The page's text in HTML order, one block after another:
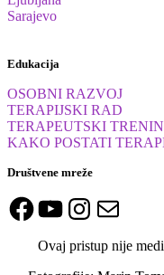
Sarajevo
Edukacija
OSOBNI RAZVOJ
TERAPIJSKI RAD
TERAPEUTSKI
KAKO POSTATI
Društvene mreže
FacebookYouTubeInstagramNewsletter
Ovaj pristup nije